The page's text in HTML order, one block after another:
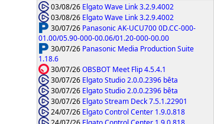
03/08/26 Elgato Wave Link 3.2.9.4002
03/08/26 Elgato Wave Link 3.2.9.4002
30/07/26 Panasonic AK-UCU700 0D.CC-000-
01.00/05.90-000-00.06/01.20-000-00.00
30/07/26 Panasonic Media Production Suite
1.18.6
30/07/26OBSBOT Meet Flip 4.5.4.1
30/07/26 Elgato Studio 2.0.0.2396 bêta
30/07/26 Elgato Studio 2.0.0.2396 bêta
30/07/26 Elgato Stream Deck 7.5.1.22901
24/07/26 Elgato Control Center 1.9.0.818
24/07/26 Elgato Control Center 1.9.0.818